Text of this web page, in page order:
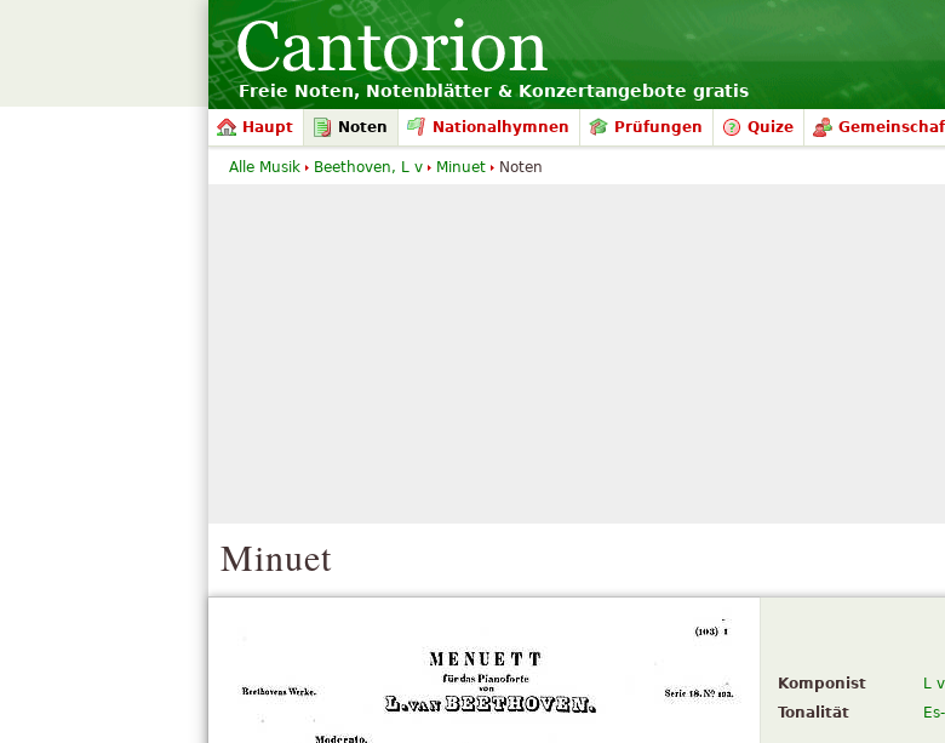
Freie Noten, Notenblätter & Konzertangebote gratis
Haupt Noten Nationalhymnen Prüfungen Quize
Minuet
Komponist L
Tonalität
Alle Musik Beethoven, L v Minuet Noten